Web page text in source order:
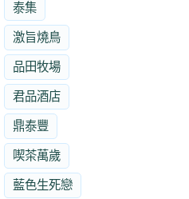
泰集
激旨燒鳥
品田牧場
君品酒店
鼎泰豐
喫茶萬歲
藍色生死戀